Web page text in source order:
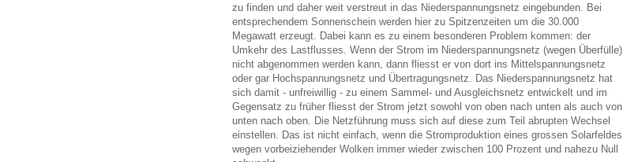
zu finden und daher weit verstreut in das Niederspannungsnetz eingebunden. Bei
entsprechendem Sonnenschein werden hier zu Spitzenzeiten um die 30.000
Megawatt erzeugt. Dabei kann es zu einem besonderen Problem kommen: der
Umkehr des Lastflusses. Wenn der Strom im Niederspannungsnetz (wegen Überfülle)
nicht abgenommen werden kann, dann fliesst er von dort ins Mittelspannungsnetz
oder gar Hochspannungsnetz und Übertragungsnetz. Das Niederspannungsnetz hat
sich damit - unfreiwillig - zu einem Sammel- und Ausgleichsnetz entwickelt und im
Gegensatz zu früher fliesst der Strom jetzt sowohl von oben nach unten als auch von
unten nach oben. Die Netzführung muss sich auf diese zum Teil abrupten Wechsel
einstellen. Das ist nicht einfach, wenn die Stromproduktion eines grossen Solarfeldes
wegen vorbeiziehender Wolken immer wieder zwischen 100 Prozent und nahezu Null